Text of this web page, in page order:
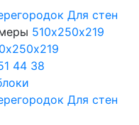
Для стен
510х250х219
44 38
Для стен